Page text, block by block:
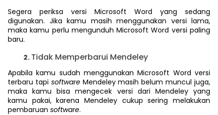
Segera periksa versi Microsoft Word yang sedang
digunakan. Jika kamu masih menggunakan versi lama,
maka kamu perlu mengunduh Microsoft Word versi paling
baru.
Tidak Memperbarui Mendeley
Apabila kamu sudah menggunakan Microsoft Word versi
terbaru tapi software Mendeley masih belum muncul juga,
maka kamu bisa mengecek versi dari Mendeley yang
kamu pakai, karena Mendeley cukup sering melakukan
pembaruan software.